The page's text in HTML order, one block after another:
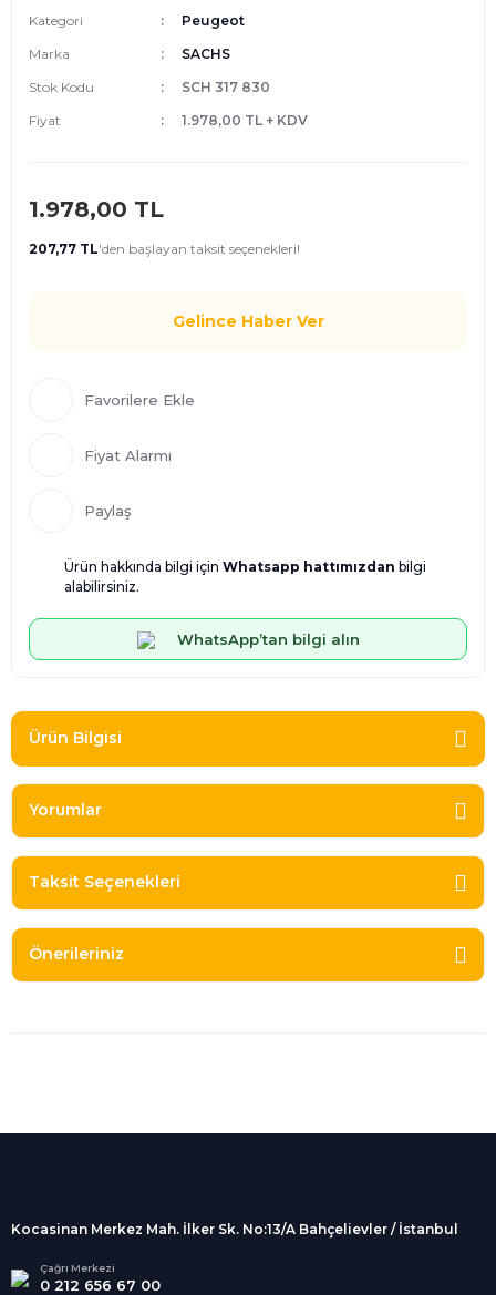
Kategori
Peugeot
Marka
SACHS
Stok Kodu
SCH 317 830
Fiyat
1.978,00 TL + KDV
1.978,00 TL
207,77 TL'den başlayan taksit seçenekleri!
Gelince Haber Ver
Fiyat Alarmı
Paylaş
Ürün hakkında bilgi için Whatsapp hattımızdan bilgi
alabilirsiniz.
WhatsApp’tan bilgi alın
Ürün Bilgisi
Yorumlar
Taksit Seçenekleri
Önerileriniz
Alışveriş
kargolanmaktadır.
Tüm Kredi Kartlarına taksit
seçenekleri
Kocasinan Merkez Mah. İlker Sk. No:13/A Bahçelievler / İstanbul
Çağrı Merkezi
0 212 656 67 00